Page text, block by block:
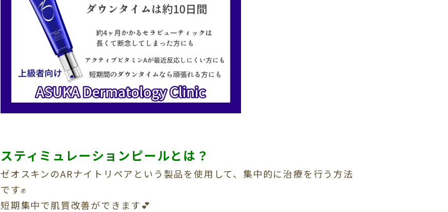
スティミュレーションピールとは？
ゼオスキンのARナイトリペアという製品を使用して、集中的に治療を行う方法
です✊
短期集中で肌質改善ができます💕